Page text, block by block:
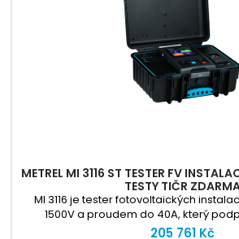
METREL MI 3116 ST TESTER FV
TESTY TIČR
MI 3116 je tester fotovoltaických
1500V a proudem do 40A, který
bifaciálních panelů a vysoce
205 761 Kč